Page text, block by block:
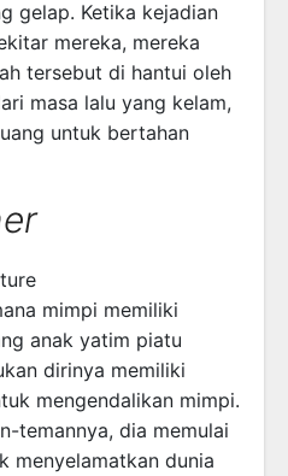
gelap. Ketika kejadian
mereka, mereka
tersebut di hantui oleh
masa lalu yang kelam,
untuk bertahan
mimpi memiliki
anak yatim piatu
dirinya memiliki
mengendalikan mimpi.
temannya, dia memulai
menyelamatkan dunia